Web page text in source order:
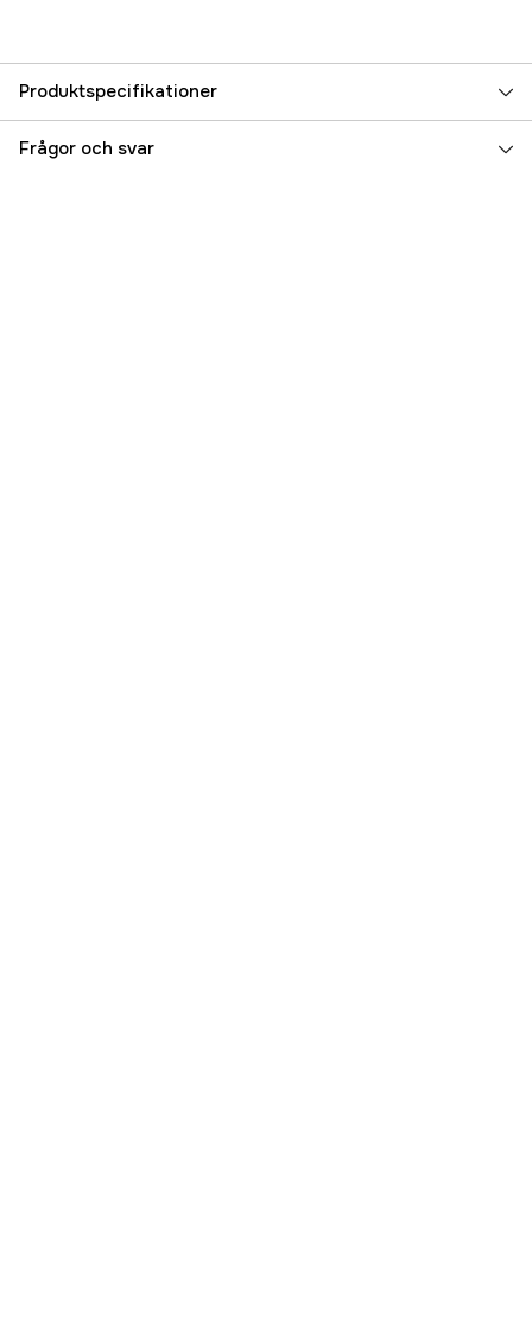
Produktspecifikationer
Referensnummer 5000022992
Frågor och svar